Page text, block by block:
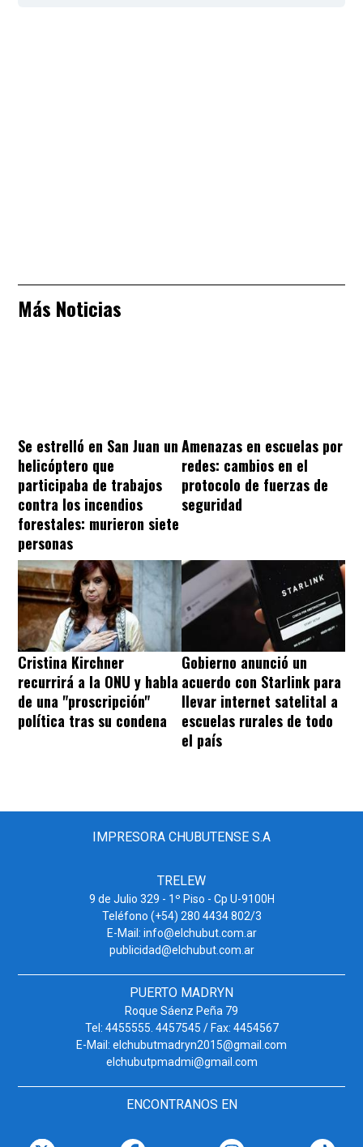
Más Noticias
Se estrelló en San Juan un
helicóptero que
participaba de trabajos
contra los incendios
forestales: murieron siete
personas
Amenazas en escuelas por
redes: cambios en el
protocolo de fuerzas de
seguridad
Cristina Kirchner
recurrirá a la ONU y habla
de una "proscripción"
política tras su condena
Gobierno anunció un
acuerdo con Starlink para
llevar internet satelital a
escuelas rurales de todo
el país
IMPRESORA CHUBUTENSE S.A
TRELEW
9 de Julio 329 - 1º Piso - Cp U-9100H
Teléfono (+54) 280 4434 802/3
E-Mail: info@elchubut.com.ar
publicidad@elchubut.com.ar
PUERTO MADRYN
Roque Sáenz Peña 79
Tel: 4455555. 4457545 / Fax: 4454567
E-Mail: elchubutmadryn2015@gmail.com
elchubutpmadmi@gmail.com
ENCONTRANOS EN